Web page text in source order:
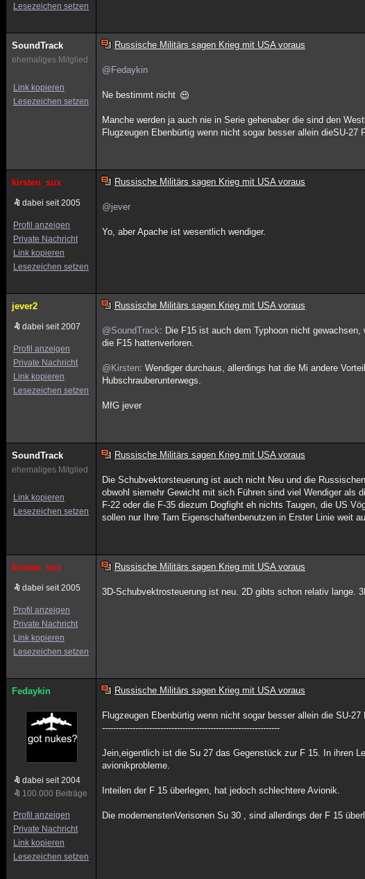
Lesezeichen setzen
SoundTrack
ehemaliges Mitglied
Link kopieren
Lesezeichen setzen
Russische Militärs sagen Krieg mit USA voraus
@Fedaykin
Ne bestimmt nicht
Manche werden ja auch nie in Serie gehenaber die sind den
Flugzeugen Ebenbürtig wenn nicht sogar besser allein dieSU-
kirsten_sux
dabei seit 2005
Profil anzeigen
Private Nachricht
Link kopieren
Lesezeichen setzen
Russische Militärs sagen Krieg mit USA voraus
@jever
Yo, aber Apache ist wesentlich wendiger.
jever2
dabei seit 2007
Profil anzeigen
Private Nachricht
Link kopieren
Lesezeichen setzen
Russische Militärs sagen Krieg mit USA voraus
@SoundTrack: Die F15 ist auch dem Typhoon nicht
die F15 hattenverloren.
@Kirsten: Wendiger durchaus, allerdings hat die Mi andere
Hubschrauberunterwegs.
MfG jever
SoundTrack
ehemaliges Mitglied
Link kopieren
Lesezeichen setzen
Russische Militärs sagen Krieg mit USA voraus
Die Schubvektorsteuerung ist auch nicht Neu und die
obwohl siemehr Gewicht mit sich Führen sind viel Wendiger als
F-22 oder die F-35 diezum Dogfight eh nichts Taugen, die US
sollen nur Ihre Tarn Eigenschaftenbenutzen in Erster Linie weit
kirsten_sux
dabei seit 2005
Profil anzeigen
Private Nachricht
Link kopieren
Lesezeichen setzen
Russische Militärs sagen Krieg mit USA voraus
3D-Schubvektrosteuerung ist neu. 2D gibts schon relativ lange.
Fedaykin
dabei seit 2004
100.000 Beiträge
Profil anzeigen
Private Nachricht
Link kopieren
Lesezeichen setzen
Russische Militärs sagen Krieg mit USA voraus
Flugzeugen Ebenbürtig wenn nicht sogar besser allein die SU-
----------------------------------------------------------------
Jein,eigentlich ist die Su 27 das Gegenstück zur F 15. In ihren
avionikprobleme.
Inteilen der F 15 überlegen, hat jedoch schlechtere Avionik.
Die modernenstenVerisonen Su 30 , sind allerdings der F 15